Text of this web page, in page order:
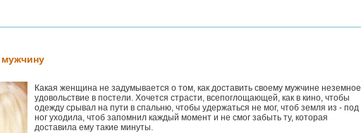
Какая женщина не задумывается о том, как доставить своему мужчине неземное
удовольствие в постели. Хочется страсти, всепоглощающей, как в кино, чтобы
одежду срывал на пути в спальню, чтобы удержаться не мог, чтоб земля из - под
ног уходила, чтоб запомнил каждый момент и не смог забыть ту, которая
доставила ему такие минуты.